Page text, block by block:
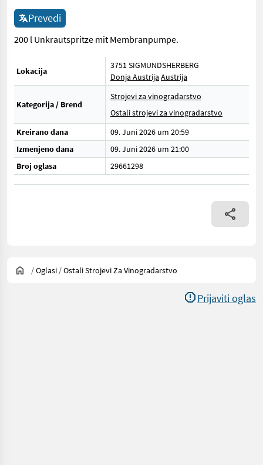
Prevedi
200 l Unkrautspritze mit Membranpumpe.
Lokacija
3751 SIGMUNDSHERBERG
Donja Austrija Austrija
Kategorija / Brend
Strojevi za vinogradarstvo
Ostali strojevi za vinogradarstvo
Kreirano dana
09. Juni 2026 um 20:59
Izmenjeno dana
09. Juni 2026 um 21:00
Broj oglasa
29661298
/Oglasi /Ostali Strojevi Za Vinogradarstvo
Prijaviti oglas